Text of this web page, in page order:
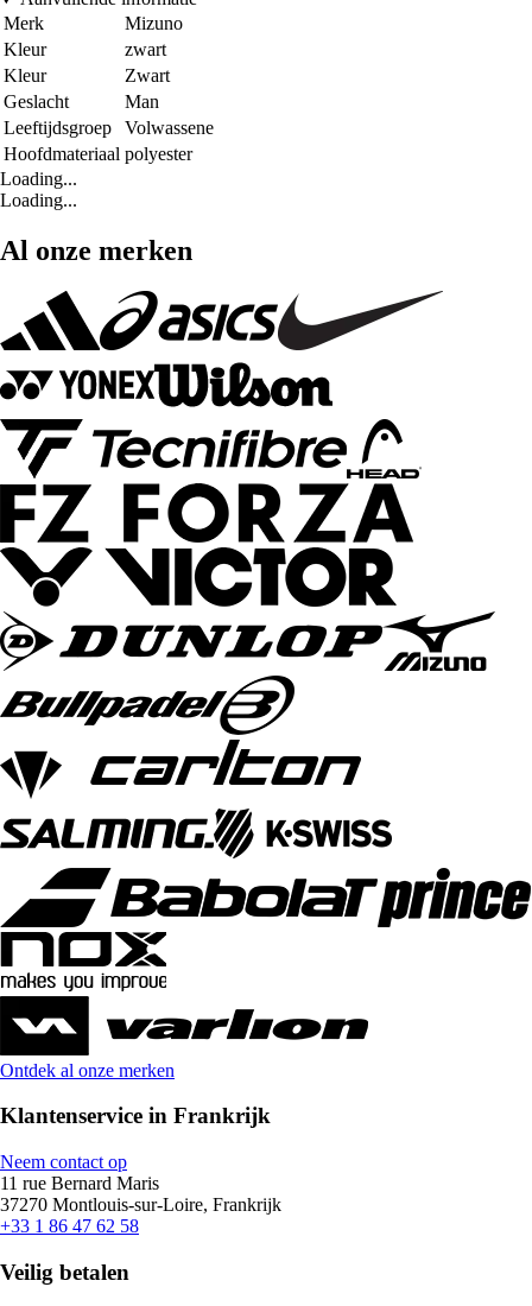
Merk
Mizuno
Kleur
zwart
Kleur
Zwart
Geslacht
Man
Leeftijdsgroep
Volwassene
Hoofdmateriaal polyester
Loading...
Loading...
Al onze merken
Ontdek al onze merken
Klantenservice in Frankrijk
Neem contact op
11 rue Bernard Maris
37270 Montlouis-sur-Loire, Frankrijk
+33 1 86 47 62 58
Veilig betalen